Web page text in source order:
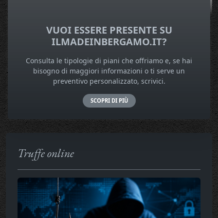
VUOI ESSERE PRESENTE SU
ILMADEINBERGAMO.IT?
Consulta le tipologie di piani che offriamo e, se hai
bisogno di maggiori informazioni o ti serve un
preventivo personalizzato, scrivici.
SCOPRI DI PIÙ
Truffe online